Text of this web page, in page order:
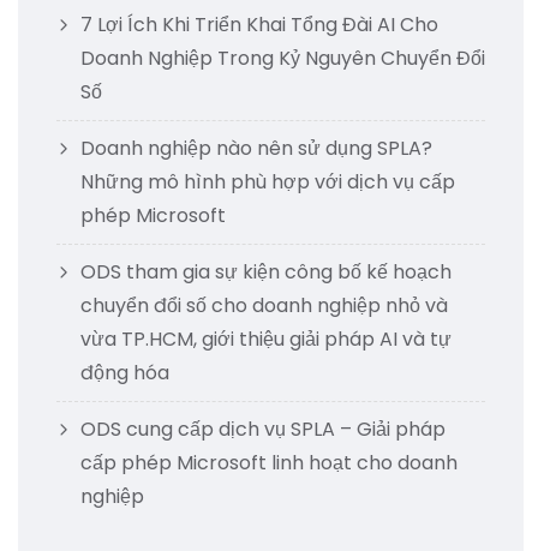
7 Lợi Ích Khi Triển Khai Tổng Đài AI Cho
Doanh Nghiệp Trong Kỷ Nguyên Chuyển Đổi
Số
Doanh nghiệp nào nên sử dụng SPLA?
Những mô hình phù hợp với dịch vụ cấp
phép Microsoft
ODS tham gia sự kiện công bố kế hoạch
chuyển đổi số cho doanh nghiệp nhỏ và
vừa TP.HCM, giới thiệu giải pháp AI và tự
động hóa
ODS cung cấp dịch vụ SPLA – Giải pháp
cấp phép Microsoft linh hoạt cho doanh
nghiệp